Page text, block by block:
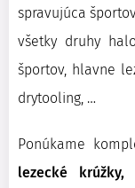
spravujúca
všetky druhy
športov, hlavne
drytooling, …
Ponúkame
lezecké